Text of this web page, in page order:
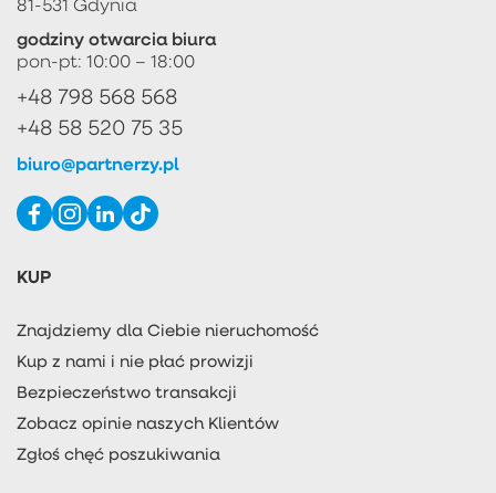
godziny otwarcia biura
pon-pt: 10:00 – 18:00
+48 798 568 568
+48 58 520 75 35
biuro@partnerzy.pl
KUP
Znajdziemy dla Ciebie nieruchomość
Kup z nami i nie płać prowizji
Bezpieczeństwo transakcji
Zobacz opinie naszych Klientów
Zgłoś chęć poszukiwania